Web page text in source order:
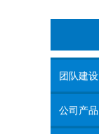
团队建设
公司产品